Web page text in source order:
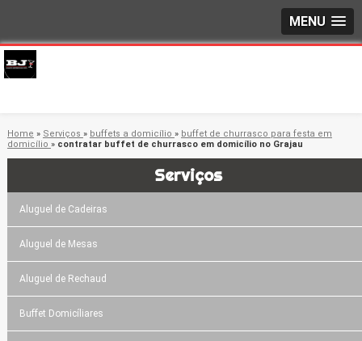
MENU
Home » Serviços » buffets a domicílio » buffet de churrasco para festa em
domicílio » contratar buffet de churrasco em domicílio no Grajau
Serviços
Aluguel de Cadeiras
Aluguel de Mesas
Aluguel de Rechaud
Buffet Domicíliares